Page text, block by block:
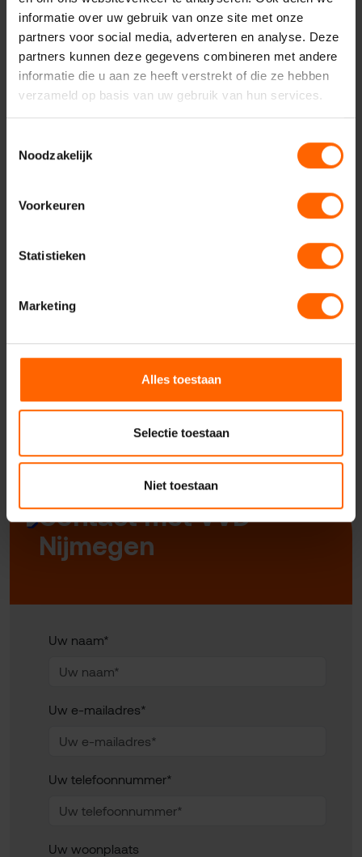
informatie over uw gebruik van onze site met onze
partners voor social media, adverteren en analyse. Deze
partners kunnen deze gegevens combineren met andere
informatie die u aan ze heeft verstrekt of die ze hebben
verzameld op basis van uw gebruik van hun services.
Noodzakelijk
Voorkeuren
Statistieken
Marketing
Alles toestaan
Selectie toestaan
Niet toestaan
binnenstad
De VVD blijft in gesprek met ondernemers en brengt de
genoemde punten in bij de gemeenteraad. In het eerste
kwartaal van 2026 volgt een vervolgbijeenkomst om
samen verder te werken aan een schone, veilige en
Wil jij ook je ervaringen delen of meedenken over
contact op met de VVD Nijmegen via
Nieuws
Contact met VVD
Nijmegen
Uw naam*
Uw e-mailadres*
Uw telefoonnummer*
Uw woonplaats